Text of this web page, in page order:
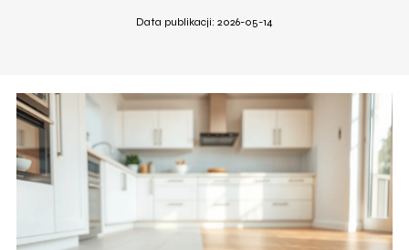
Data publikacji: 2026-05-14